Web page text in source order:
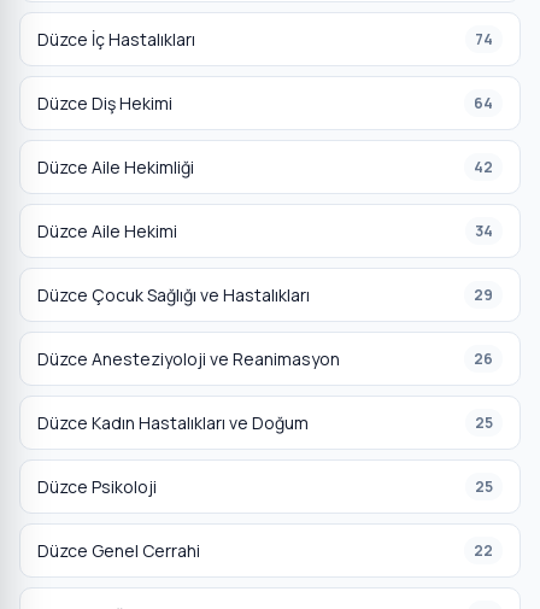
Düzce İç Hastalıkları 74
Düzce Diş Hekimi 64
Düzce Aile Hekimliği 42
Düzce Aile Hekimi 34
Düzce Çocuk Sağlığı ve Hastalıkları 29
Düzce Anesteziyoloji ve Reanimasyon 26
Düzce Kadın Hastalıkları ve Doğum 25
Düzce Psikoloji 25
Düzce Genel Cerrahi 22